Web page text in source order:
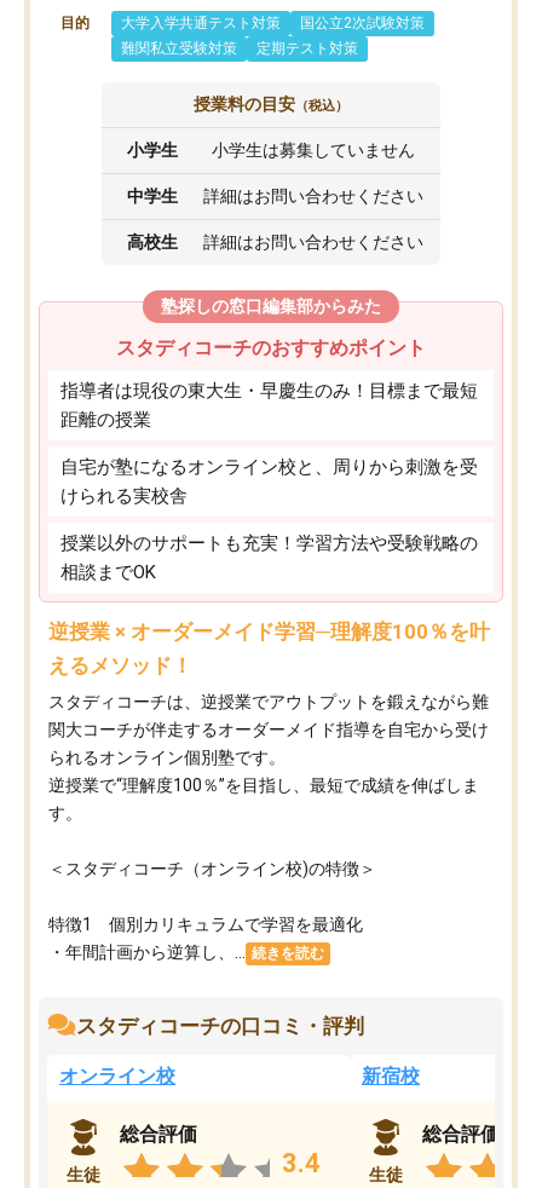
目的 大学入学共通テスト対策
国公立2次試験対策
難関私立受験対策
定期テスト対策
授業料の目安 （税込）
小学生 小学生は募集していません
中学生 詳細はお問い合わせください
高校生 詳細はお問い合わせください
塾探しの窓口編集部からみた
スタディコーチのおすすめポイント
指導者は現役の東大生・早慶生のみ！目標まで最短
距離の授業
自宅が塾になるオンライン校と、周りから刺激を受
けられる実校舎
授業以外のサポートも充実！学習方法や受験戦略の
相談までOK
逆授業 × オーダーメイド学習─理解度100％を叶
えるメソッド！
スタディコーチは、逆授業でアウトプットを鍛えながら難
関大コーチが伴走するオーダーメイド指導を自宅から受け
られるオンライン個別塾です。
逆授業で“理解度100％”を目指し、最短で成績を伸ばしま
す。
＜スタディコーチ（オンライン校)の特徴＞
特徴1 個別カリキュラムで学習を最適化
・年間計画から逆算し、...
続きを読む
スタディコーチの口コミ・評判
オンライン校
生徒
総合評価
3.4
新宿校
生徒
総合評価